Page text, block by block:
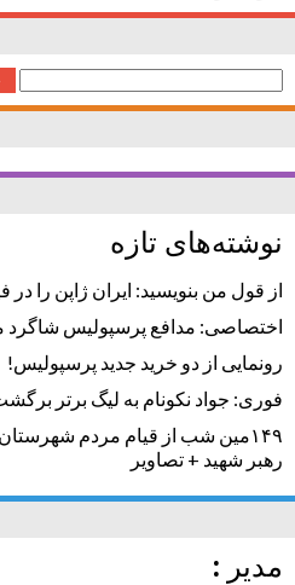
جستجو
برای:
نوشته‌های تازه
از قول من بنویسید: ایران ژاپن را در
اختصاصی: مدافع پرسپولیس شاگرد
رونمایی از دو خرید جدید پرسپولیس!
فوری: جواد نکونام به لیگ برتر
۱۴۹مین شب از قیام مردم
رهبر شهید + تصاویر
مدیر :